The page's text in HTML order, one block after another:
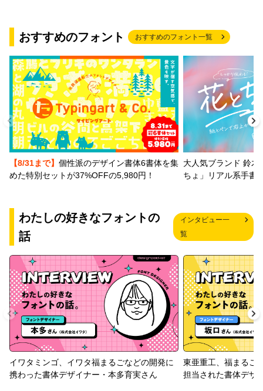
おすすめのフォント おすすめのフォント一覧
【8/31まで】 個性派のデザイン書体6書体を集
めた特別セットが37%OFFの5,980円！
大人気ブランド 鈴木
ちょ」リアル系手書
わたしの好きなフォントの
話
インタビュー一
覧
イワタミンゴ、イワタ福まるごなどの開発に
携わった書体デザイナー・本多育実さん
東亜重工、福まるご
担当された書体デザ